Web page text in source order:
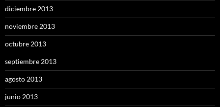
diciembre 2013
noviembre 2013
octubre 2013
septiembre 2013
agosto 2013
junio 2013